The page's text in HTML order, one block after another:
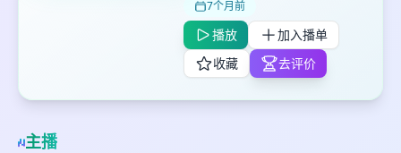
7个月前
播放
加入播单
收藏
去评价
主播
取消 确定